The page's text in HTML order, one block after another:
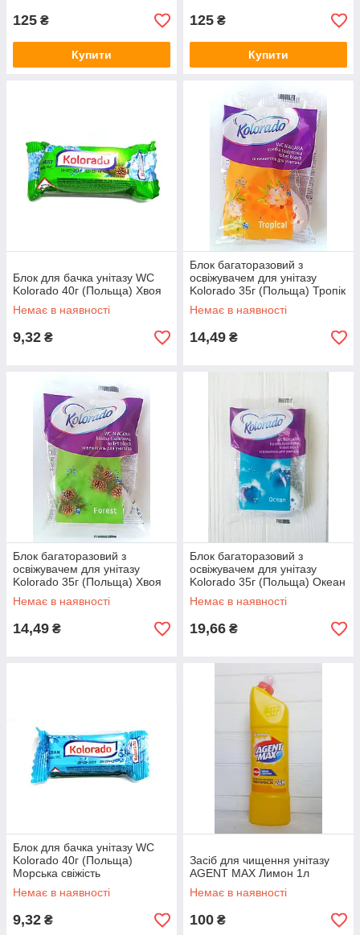
125 ₴
Купити
125 ₴
Купити
Блок для бачка унітазу WC
Kolorado 40г (Польща) Хвоя
Немає в наявності
9,32 ₴
Блок багаторазовий з
освіжувачем для унітазу
Kolorado 35г (Польща) Тропік
Немає в наявності
14,49 ₴
Блок багаторазовий з
освіжувачем для унітазу
Kolorado 35г (Польща) Хвоя
Немає в наявності
14,49 ₴
Блок багаторазовий з
освіжувачем для унітазу
Kolorado 35г (Польща) Океан
Немає в наявності
19,66 ₴
Блок для бачка унітазу WC
Kolorado 40г (Польща)
Морська свіжість
Немає в наявності
9,32 ₴
Засіб для чищення унітазу
AGENT MAX Лимон 1л
Немає в наявності
100 ₴